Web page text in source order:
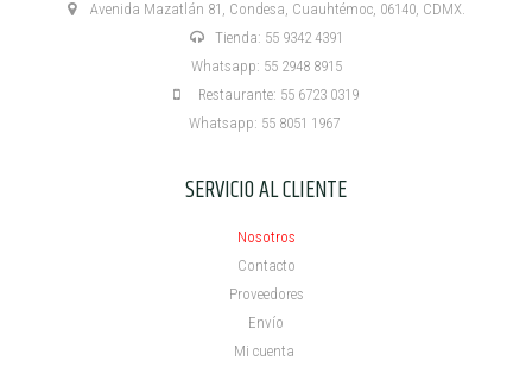
Avenida Mazatlán 81, Condesa, Cuauhtémoc, 06140, CDMX.
Tienda: 55 9342 4391
Whatsapp: 55 2948 8915
Restaurante: 55 6723 0319
Whatsapp: 55 8051 1967
SERVICIO AL CLIENTE
Nosotros
Contacto
Proveedores
Envío
Mi cuenta ​